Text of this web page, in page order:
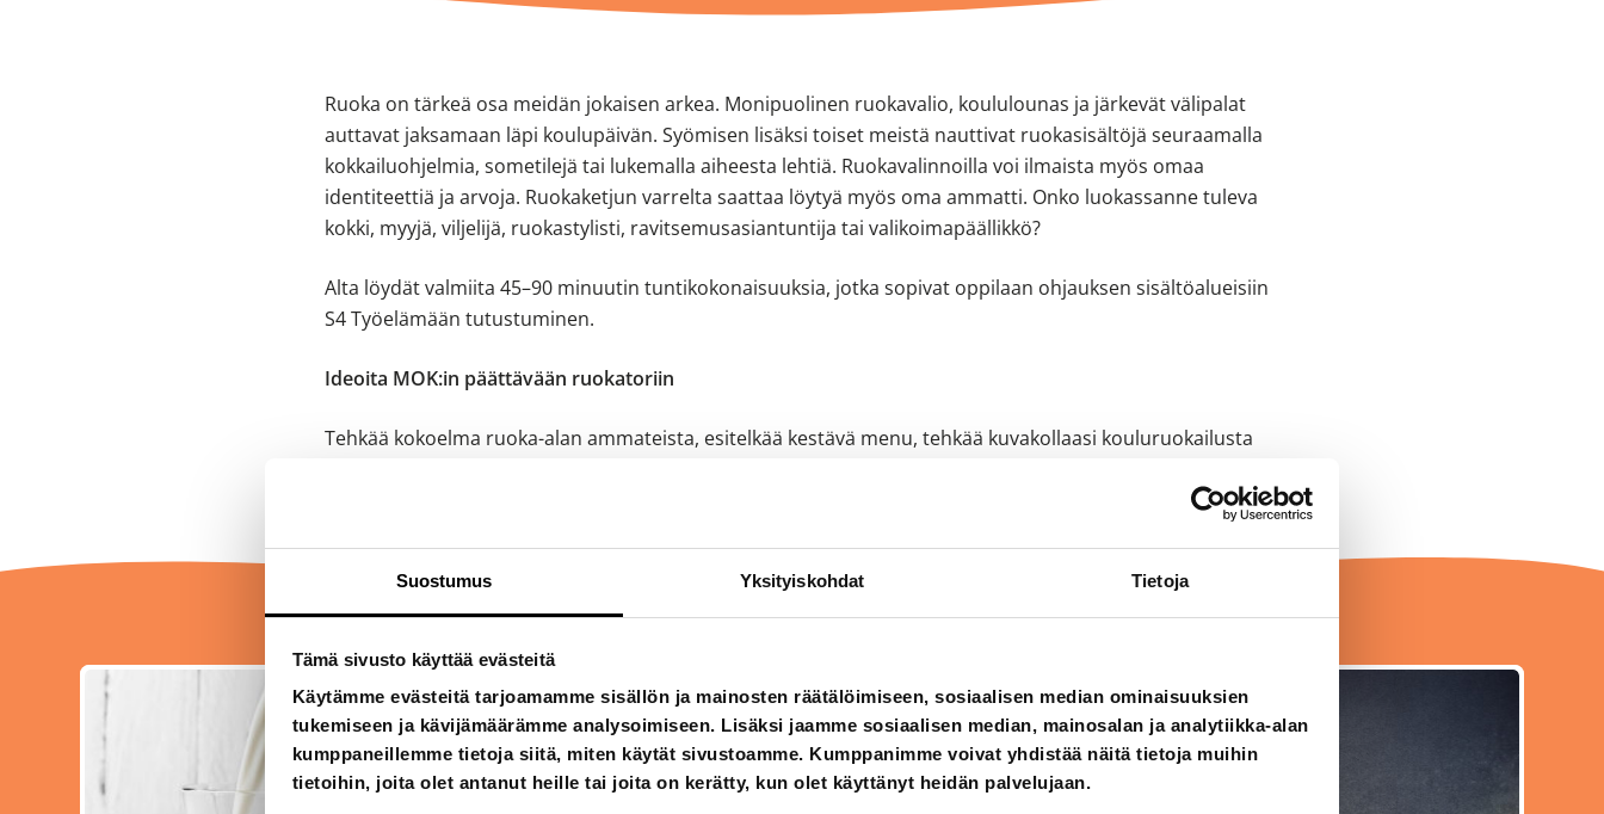
Suostumus Yksityiskohdat Tietoja
Tämä sivusto käyttää evästeitä
Käytämme evästeitä tarjoamamme sisällön ja mainosten räätälöimiseen, sosiaalisen median ominaisuuksien
tukemiseen ja kävijämäärämme analysoimiseen. Lisäksi jaamme sosiaalisen median, mainosalan ja analytiikka-alan
kumppaneillemme tietoja siitä, miten käytät sivustoamme. Kumppanimme voivat yhdistää näitä tietoja muihin
tietoihin, joita olet antanut heille tai joita on kerätty, kun olet käyttänyt heidän palvelujaan.
Ruoka on tärkeä osa meidän jokaisen arkea. Monipuolinen ruokavalio, koululounas ja järkevät välipalat
auttavat jaksamaan läpi koulupäivän. Syömisen lisäksi toiset meistä nauttivat ruokasisältöjä seuraamalla
kokkailuohjelmia, sometilejä tai lukemalla aiheesta lehtiä. Ruokavalinnoilla voi ilmaista myös omaa
identiteettiä ja arvoja. Ruokaketjun varrelta saattaa löytyä myös oma ammatti. Onko luokassanne tuleva
kokki, myyjä, viljelijä, ruokastylisti, ravitsemusasiantuntija tai valikoimapäällikkö?
Alta löydät valmiita 45–90 minuutin tuntikokonaisuuksia, jotka sopivat oppilaan ohjauksen sisältöalueisiin
S4 Työelämään tutustuminen.
Ideoita MOK:in päättävään ruokatoriin
Tehkää kokoelma ruoka-alan ammateista, esitelkää kestävä menu, tehkää kuvakollaasi kouluruokailusta